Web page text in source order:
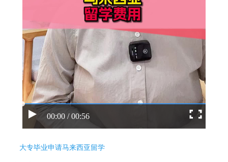
00:00 / 00:56
大专毕业申请马来西亚留学